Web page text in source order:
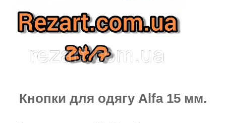
Кнопки для одягу Alfa 15 мм.